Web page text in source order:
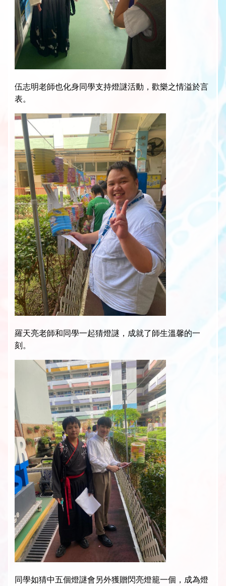
伍志明老師也化身同學支持燈謎活動，歡樂之情溢於言
表。
羅天亮老師和同學一起猜燈謎，成就了師生溫馨的一
刻。
同學如猜中五個燈謎會另外獲贈閃亮燈籠一個，成為燈